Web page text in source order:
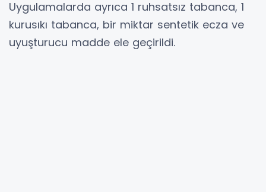
Uygulamalarda ayrıca 1 ruhsatsız tabanca, 1
kurusıkı tabanca, bir miktar sentetik ecza ve
uyuşturucu madde ele geçirildi.